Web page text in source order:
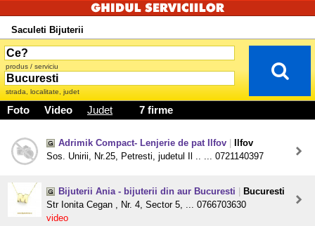
Saculeti Bijuterii
produs / serviciu
strada, localitate, judet
Foto Video Judet 7 firme
Adrimik Compact- Lenjerie de pat Ilfov
Ilfov
Sos. Unirii, Nr.25, Petresti, judetul Il .. ... 0721140397
Bijuterii Ania - bijuterii din aur Bucuresti
Bucuresti
Str Ionita Cegan , Nr. 4, Sector 5, ... 0766703630
video